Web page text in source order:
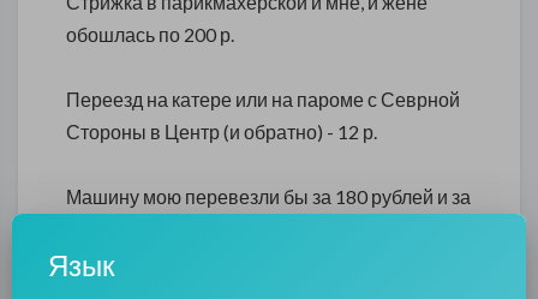
обошлась по 200 р.
Переезд на катере или на пароме с Севрной
Стороны в Центр (и обратно) - 12 р.
Машину мою перевезли бы за 180 рублей и за
ее оставлял на причале за 20 р. в час.
Язык